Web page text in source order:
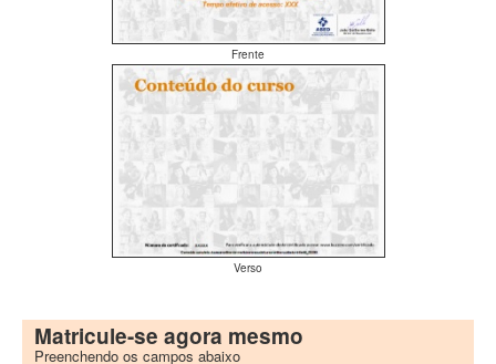
Frente
Verso
Matricule-se agora mesmo
Preenchendo os campos abaixo